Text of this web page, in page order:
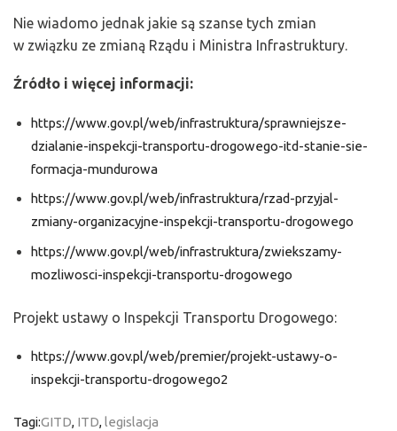
Nie wiadomo jednak jakie są szanse tych zmian
w związku ze zmianą Rządu i Ministra Infrastruktury.
Źródło i więcej informacji:
https://www.gov.pl/web/infrastruktura/sprawniejsze-
dzialanie-inspekcji-transportu-drogowego-itd-stanie-sie-
formacja-mundurowa
https://www.gov.pl/web/infrastruktura/rzad-przyjal-
zmiany-organizacyjne-inspekcji-transportu-drogowego
https://www.gov.pl/web/infrastruktura/zwiekszamy-
mozliwosci-inspekcji-transportu-drogowego
Projekt ustawy o Inspekcji Transportu Drogowego:
https://www.gov.pl/web/premier/projekt-ustawy-o-
inspekcji-transportu-drogowego2
Tagi:GITD, ITD, legislacja